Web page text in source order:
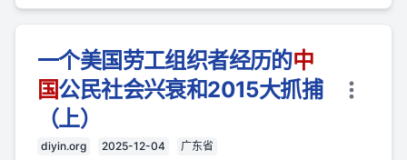
一个美国劳工组织者经历的中
国公民社会兴衰和2015大抓捕
（上）
diyin.org 2025-12-04 广东省